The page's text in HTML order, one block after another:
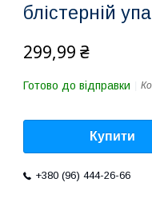
блістерній
299,99 ₴
Готово до відправки
Купити
+380 (96) 444-26-66